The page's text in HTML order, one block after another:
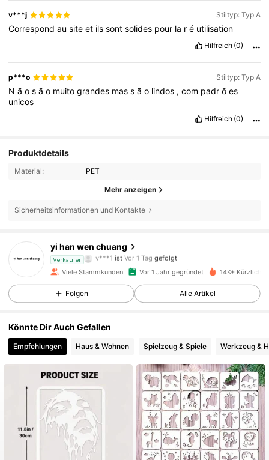
v***j Stiltyp: Typ A
Correspondausiteet ilssontsolides pour la ré utilisation
Hilfreich (0)
p***o Stiltyp: Typ A
Nãosão muitograndes massão lindos ,com padrões
unicos
Hilfreich (0)
Produktdetails
Material: PET
Mehr anzeigen
Sicherheitsinformationen und Kontakte
yi han wen chuang
Verkäufer 4,93 743 Follower
743 Follower
4,93 743 Follower
4,93 743 Follower
743 Follower
4,93 743 Follower
Viele Stammkunden Vor 1 Jahr gegründet 14K+ Kürzlich
Folgen Alle Artikel
Könnte Dir Auch Gefallen
Empfehlungen Haus & Wohnen Spielzeug & Spiele Werkzeug &